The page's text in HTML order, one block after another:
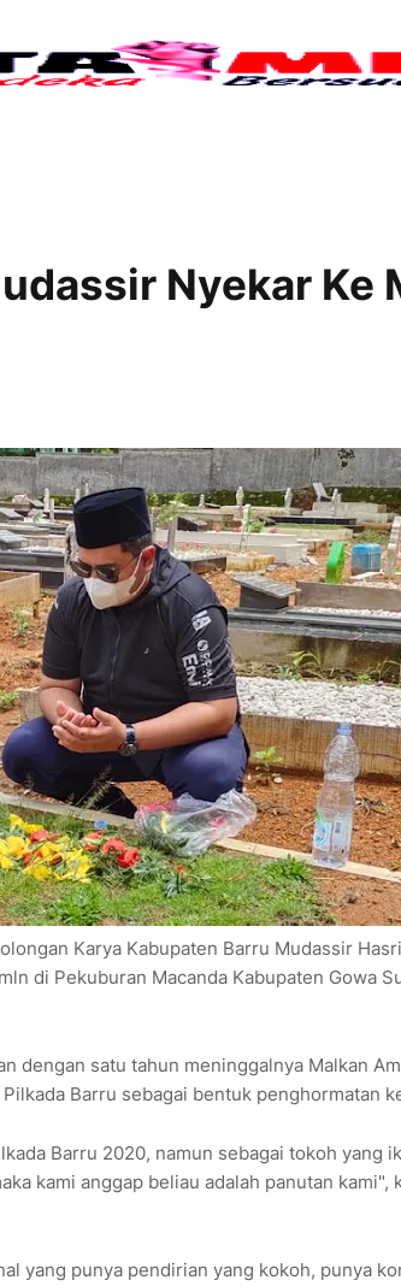
Nyekar Ke
Karya Kabupaten Barru Mudassir
di Pekuburan Macanda Kabupaten Gowa
dengan satu tahun meninggalnya Malkan
Barru sebagai bentuk penghormatan
Barru 2020, namun sebagai tokoh yang
kami anggap beliau adalah panutan kami",
yang punya pendirian yang kokoh, punya